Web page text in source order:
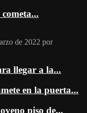
de 2022 por
llegar a la...
en la puerta...
piso de...